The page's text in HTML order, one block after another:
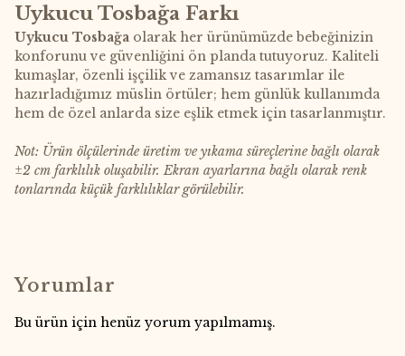
Uykucu Tosbağa Farkı
Uykucu Tosbağa olarak her ürünümüzde bebeğinizin
konforunu ve güvenliğini ön planda tutuyoruz. Kaliteli
kumaşlar, özenli işçilik ve zamansız tasarımlar ile
hazırladığımız müslin örtüler; hem günlük kullanımda
hem de özel anlarda size eşlik etmek için tasarlanmıştır.
Not: Ürün ölçülerinde üretim ve yıkama süreçlerine bağlı olarak
±2 cm farklılık oluşabilir. Ekran ayarlarına bağlı olarak renk
tonlarında küçük farklılıklar görülebilir.
Yorumlar
Bu ürün için henüz yorum yapılmamış.